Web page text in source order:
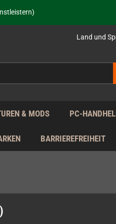
der EU!
Land und
& MODS PC-
BARRIEREFREIHEIT